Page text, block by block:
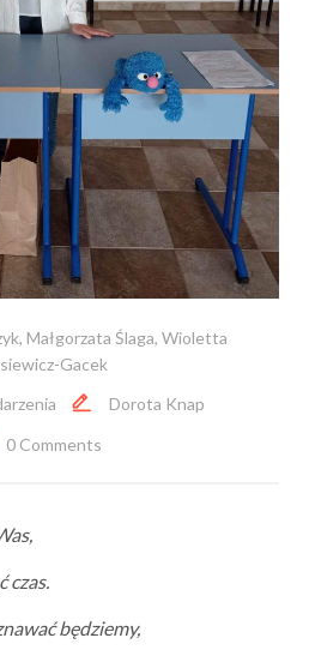
, Małgorzata Ślaga, Wioletta
Gacek
Dorota Knap
0 Comments
czas.
będziemy,